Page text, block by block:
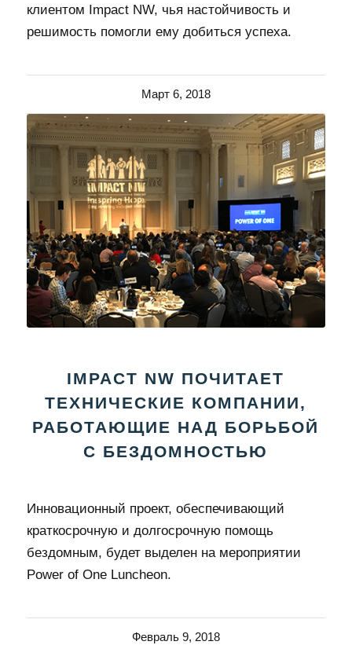
клиентом Impact NW, чья настойчивость и
решимость помогли ему добиться успеха.
Март 6, 2018
IMPACT NW ПОЧИТАЕТ
ТЕХНИЧЕСКИЕ КОМПАНИИ,
РАБОТАЮЩИЕ НАД БОРЬБОЙ
С БЕЗДОМНОСТЬЮ
Инновационный проект, обеспечивающий
краткосрочную и долгосрочную помощь
бездомным, будет выделен на мероприятии
Power of One Luncheon.
Февраль 9, 2018